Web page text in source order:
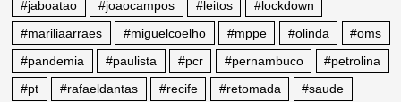
#jaboatao
#joaocampos #leitos
#lockdown
#mariliaarraes
#miguelcoelho #mppe #olinda
#oms
#pandemia
#paulista #pcr #pernambuco
#petrolina
#pt
#rafaeldantas #recife #retomada
#saude